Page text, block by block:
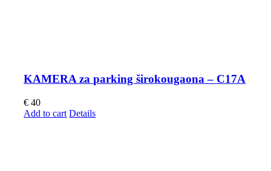
KAMERA za parking širokougaona – C17A
€ 40
Add to cart Details